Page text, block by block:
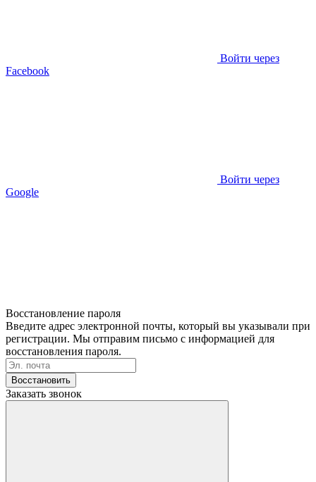
Войти через
Facebook
Войти через
Google
Восстановление пароля
Введите адрес электронной почты, который вы указывали при
регистрации. Мы отправим письмо с информацией для
восстановления пароля.
Восстановить
Заказать звонок